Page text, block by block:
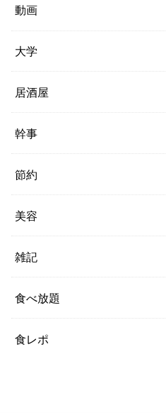
動画
大学
居酒屋
幹事
節約
美容
雑記
食べ放題
食レポ